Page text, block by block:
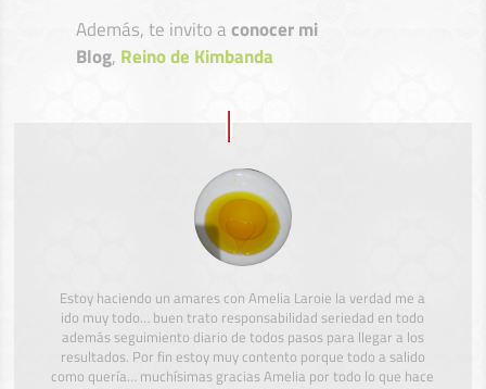
Además, te invito aconocer mi
Blog, Reino de Kimbanda
Estoy haciendo un amares con Amelia Laroie la verdad me a
ido muy todo… buen trato responsabilidad seriedad en todo
además seguimiento diario de todos pasos para llegar a los
resultados. Por fin estoy muy contento porque todo a salido
como quería… muchísimas gracias Amelia por todo lo que hace